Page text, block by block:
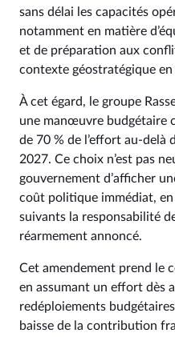
sans délai les capacités
notamment en matière
et de préparation aux
contexte géostratégique
À cet égard, le groupe
une manœuvre budgétaire
de 70 % de l’effort au-delà
2027. Ce choix n’est pas
gouvernement d’afficher
coût politique immédiat,
suivants la responsabilité
réarmement annoncé.
Cet amendement prend le
en assumant un effort dès
redéploiements
baisse de la contribution